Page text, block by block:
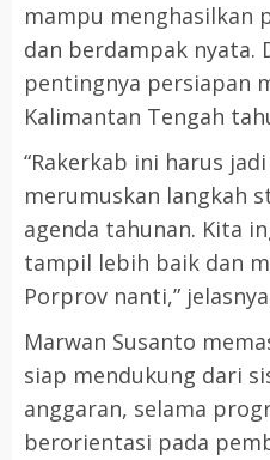
mampu menghasilkan
dan berdampak nyata.
pentingnya persiapan
Kalimantan Tengah
“Rakerkab ini harus
merumuskan langkah
agenda tahunan. Kita
tampil lebih baik dan
Porprov nanti,”
Marwan Susanto
siap mendukung dari
anggaran, selama
berorientasi pada